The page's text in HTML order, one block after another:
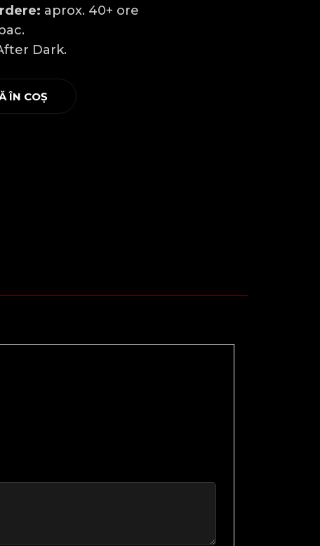
aprox. 40+ ore
Dark.
ÎN COȘ